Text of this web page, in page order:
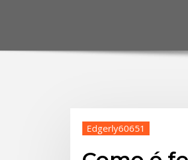
Edgerly60651